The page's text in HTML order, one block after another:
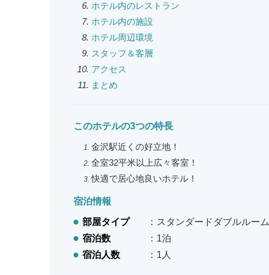
ホテル内のレストラン
ホテル内の施設
ホテル周辺環境
スタッフ＆客層
アクセス
まとめ
このホテルの3つの特長
金沢駅近くの好立地！
全室32平米以上広々客室！
快適で居心地良いホテル！
宿泊情報
部屋タイプ
：スタンダードダブルルーム
宿泊数
：1泊
宿泊人数
：1人